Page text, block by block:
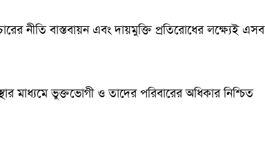
নীতি বাস্তবায়ন এবং দায়মুক্তি প্রতিরোধের লক্ষ্যেই এসব
মাধ্যমে ভুক্তভোগী ও তাদের পরিবারের অধিকার নিশ্চিত